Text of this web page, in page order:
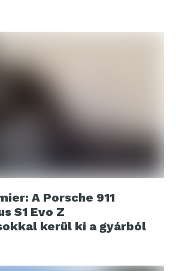
A Porsche 911
S1 Evo Z
kerül ki a gyárból